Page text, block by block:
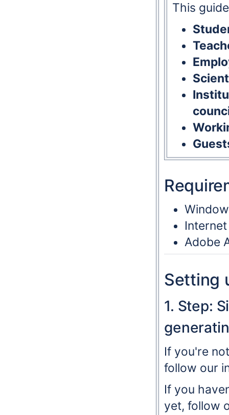
This
Adobe
Setting
1. Step:
If you're
follow our
If you
yet, follow